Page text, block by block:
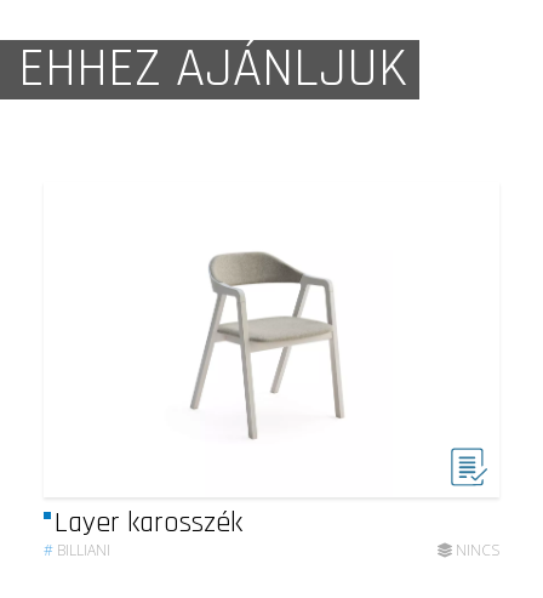
EHHEZ AJÁNLJUK
Layer karosszék
# BILLIANI NINCS